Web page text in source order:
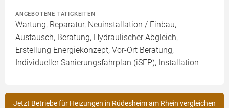
ANGEBOTENE TÄTIGKEITEN
Wartung, Reparatur, Neuinstallation / Einbau,
Austausch, Beratung, Hydraulischer Abgleich,
Erstellung Energiekonzept, Vor-Ort Beratung,
Individueller Sanierungsfahrplan (iSFP), Installation
Jetzt Betriebe für Heizungen in Rüdesheim am Rhein vergleichen